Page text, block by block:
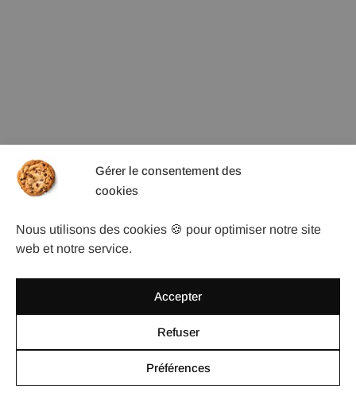
Gérer le consentement des
cookies
Nous utilisons des cookies 🍪 pour optimiser notre site
web et notre service.
Accepter
Refuser
Préférences